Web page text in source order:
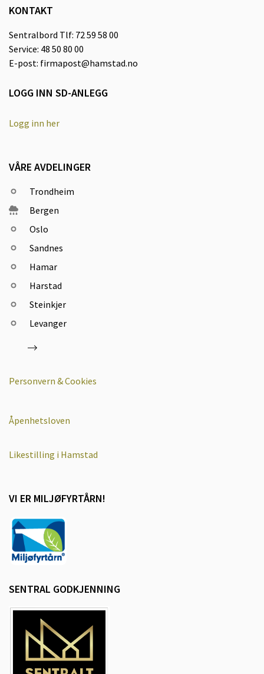
KONTAKT
Sentralbord Tlf: 72 59 58 00
Service: 48 50 80 00
E-post: firmapost@hamstad.no
LOGG INN SD-ANLEGG
Logg inn her
VÅRE AVDELINGER
Trondheim
Bergen
Oslo
Sandnes
Hamar
Harstad
Steinkjer
Levanger
Personvern & Cookies
Åpenhetsloven
Likestilling i Hamstad
VI ER MILJØFYRTÅRN!
SENTRAL GODKJENNING